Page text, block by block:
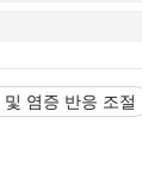
및 염증 반응 조절